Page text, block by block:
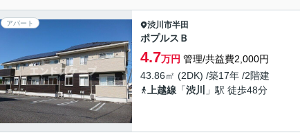
アパート 渋川市半田
ポプルスＢ
4.7万円 管理/共益費2,000円
43.86㎡ (2DK) /築17年 /2階建
上越線 「渋川 」駅 徒歩48分